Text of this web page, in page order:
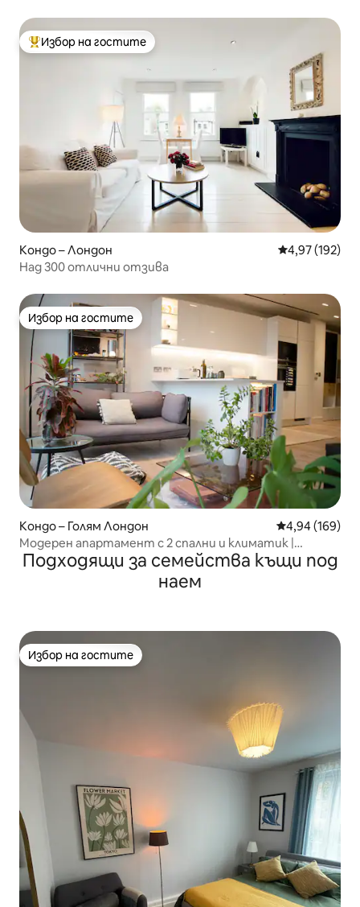
Най-популярен избор на гостите
Избор на гостите
Кондо – Лондон Средна
4,97 (192)
Над 300 отлични отзива
Избор на гостите
Избор на гостите
Кондо – Голям Лондон Средна
4,94 (169)
Модерен апартамент с 2 спални и климатик |
Денонощен консиерж | Централен Лондон
Подходящи за семейства къщи под
наем
Избор на гостите
Избор на гостите